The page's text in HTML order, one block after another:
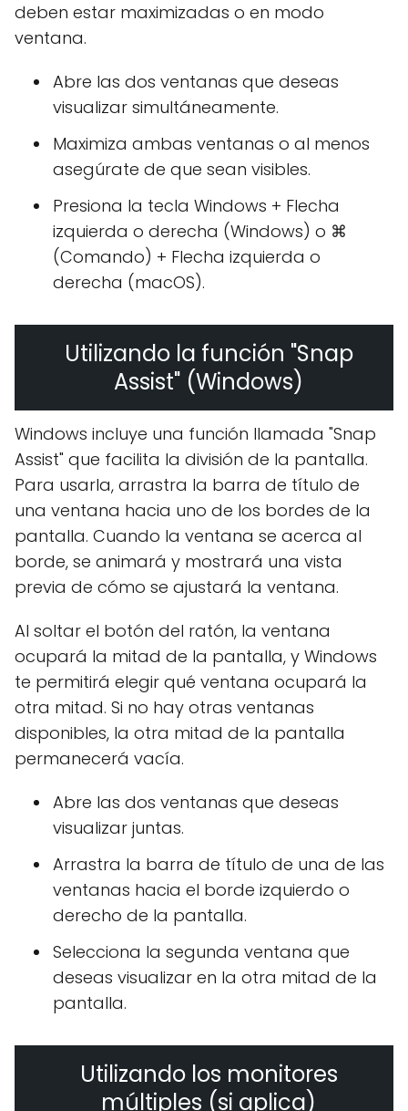
deben estar maximizadas o en modo
ventana.
Abre las dos ventanas que deseas
visualizar simultáneamente.
Maximiza ambas ventanas o al menos
asegúrate de que sean visibles.
Presiona la tecla Windows + Flecha
izquierda o derecha (Windows) o ⌘
(Comando) + Flecha izquierda o
derecha (macOS).
Utilizando la función "Snap
Assist" (Windows)
Windows incluye una función llamada "Snap
Assist" que facilita la división de la pantalla.
Para usarla, arrastra la barra de título de
una ventana hacia uno de los bordes de la
pantalla. Cuando la ventana se acerca al
borde, se animará y mostrará una vista
previa de cómo se ajustará la ventana.
Al soltar el botón del ratón, la ventana
ocupará la mitad de la pantalla, y Windows
te permitirá elegir qué ventana ocupará la
otra mitad. Si no hay otras ventanas
disponibles, la otra mitad de la pantalla
permanecerá vacía.
Abre las dos ventanas que deseas
visualizar juntas.
Arrastra la barra de título de una de las
ventanas hacia el borde izquierdo o
derecho de la pantalla.
Selecciona la segunda ventana que
deseas visualizar en la otra mitad de la
pantalla.
Utilizando los monitores
múltiples (si aplica)